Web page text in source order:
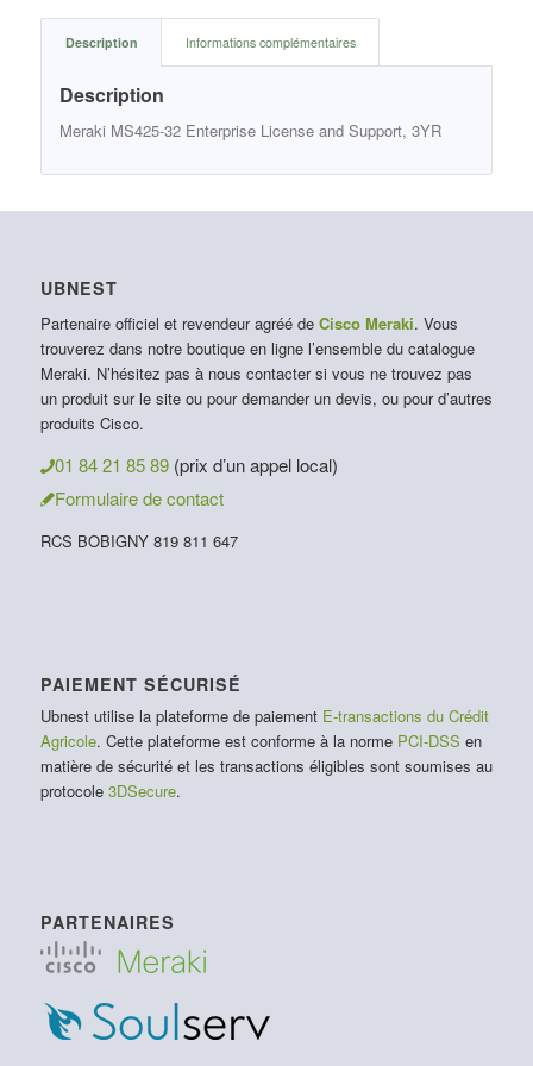
Description Informations complémentaires
Description
Meraki MS425-32 Enterprise License and Support, 3YR
UBNEST
Partenaire officiel et revendeur agréé de Cisco Meraki. Vous
trouverez dans notre boutique en ligne l’ensemble du catalogue
Meraki. N’hésitez pas à nous contacter si vous ne trouvez pas
un produit sur le site ou pour demander un devis, ou pour d’autres
produits Cisco.
01 84 21 85 89 (prix d’un appel local)
Formulaire de contact
RCS BOBIGNY 819 811 647
PAIEMENT SÉCURISÉ
Ubnest utilise la plateforme de paiement E-transactions du Crédit
Agricole. Cette plateforme est conforme à la norme PCI-DSS en
matière de sécurité et les transactions éligibles sont soumises au
protocole 3DSecure.
PARTENAIRES